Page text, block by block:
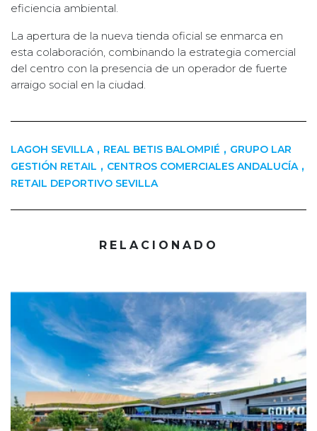
eficiencia ambiental.
La apertura de la nueva tienda oficial se enmarca en
esta colaboración, combinando la estrategia comercial
del centro con la presencia de un operador de fuerte
arraigo social en la ciudad.
LAGOH SEVILLA , REAL BETIS BALOMPIÉ , GRUPO LAR
GESTIÓN RETAIL , CENTROS COMERCIALES ANDALUCÍA ,
RETAIL DEPORTIVO SEVILLA
RELACIONADO